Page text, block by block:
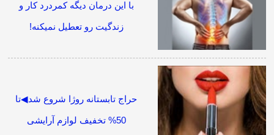
با این درمان دیگه کمردرد کار و
زندگیت رو تعطیل نمیکنه!
حراج تابستانه روژا شروع شد◀تا
50% تخفیف لوازم آرایشی